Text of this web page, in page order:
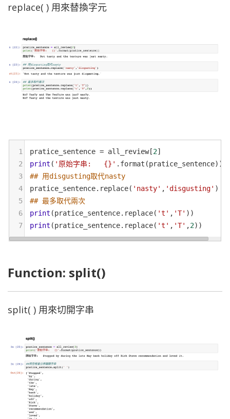
replace( ) 用來替換字元
1 pratice_sentence = all_review[2]
2
print ( '原始字串:   {}' . format (pratice_sentence))
3
## 用disgusting取代nasty
4
pratice_sentence. replace( 'nasty' , 'disgusting' )
5
## 最多取代兩次
6
print (pratice_sentence. replace( 't' , 'T' ))
7
print (pratice_sentence. replace( 't' , 'T' ,2))
Function: split()
split( ) 用來切開字串